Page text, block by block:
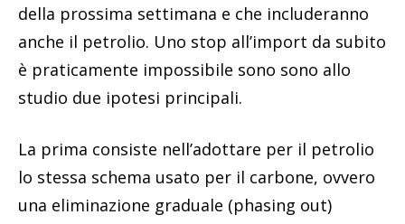
della prossima settimana e che includeranno
anche il petrolio. Uno stop all’import da subito
è praticamente impossibile sono sono allo
studio due ipotesi principali.
La prima consiste nell’adottare per il petrolio
lo stessa schema usato per il carbone, ovvero
una eliminazione graduale (phasing out)